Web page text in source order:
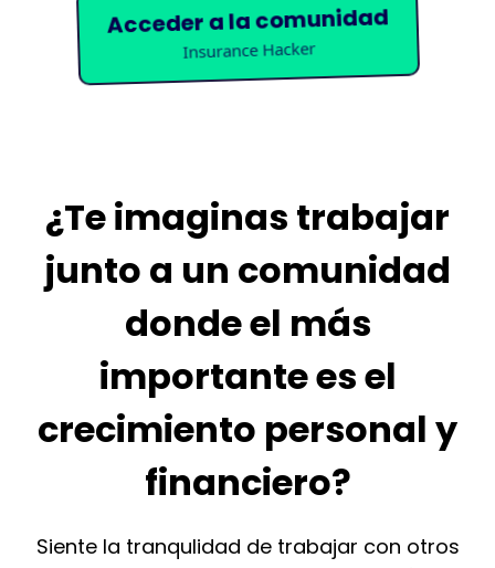
Acceder a la comunidad
Insurance Hacker
¿Te imaginas trabajar
junto a un comunidad
donde el más
importante es el
crecimiento personal y
financiero?
Siente la tranqulidad de trabajar con otros